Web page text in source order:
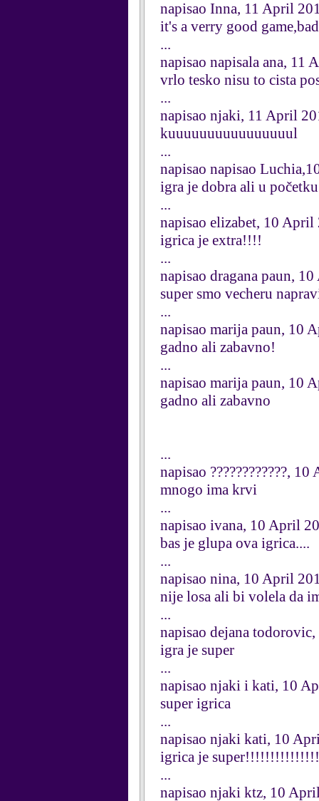
napisao Inna, 11 April
it's a verry good
...
napisao napisala ana, 11
vrlo tesko nisu to cista
...
napisao njaki, 11 April
kuuuuuuuuuuuuuuuul
...
napisao napisao
igra je dobra ali u
...
napisao elizabet, 10 April
igrica je extra!!!!
...
napisao dragana paun,
super smo vecheru
...
napisao marija paun, 10
gadno ali zabavno!
...
napisao marija paun, 10
gadno ali zabavno
...
napisao ????????????,
mnogo ima krvi
...
napisao ivana, 10 April
bas je glupa ova igrica....
...
napisao nina, 10 April
nije losa ali bi volela da
...
napisao dejana
igra je super
...
napisao njaki i kati, 10
super igrica
...
napisao njaki kati, 10
igrica je
...
napisao njaki ktz, 10